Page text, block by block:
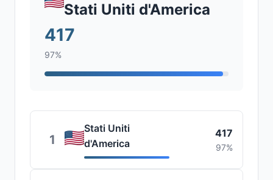
Stati Uniti d'America
417
97%
1
Stati Uniti
d'America
417
97%